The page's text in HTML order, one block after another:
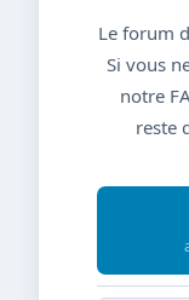
Le forum
Si vous
notre
reste